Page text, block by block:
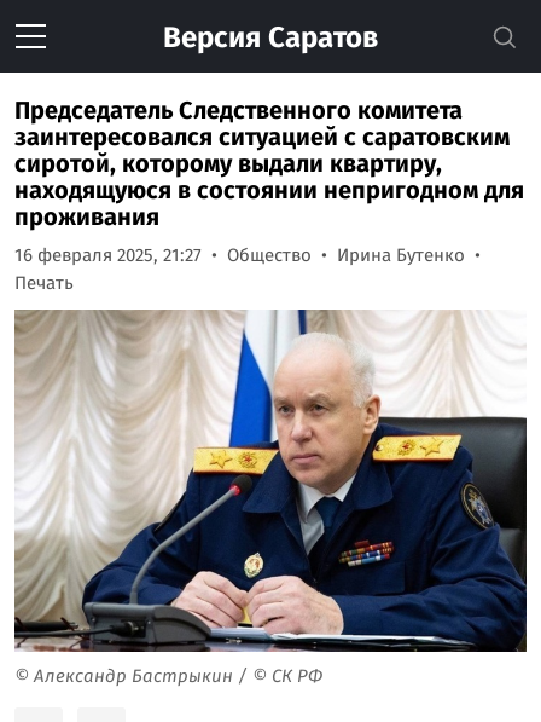
Версия Саратов
Председатель Следственного комитета
заинтересовался ситуацией с саратовским
сиротой, которому выдали квартиру,
находящуюся в состоянии непригодном для
проживания
16 февраля 2025, 21:27 Общество
Ирина Бутенко
Печать
© Александр Бастрыкин / © СК РФ